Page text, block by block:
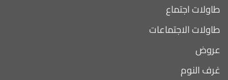
طاولات اجتماع
طاولات الاجتماعات
عروض
غرف النوم